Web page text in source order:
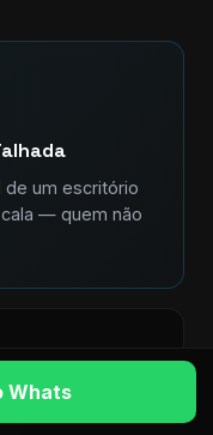
de um escritório
— quem não
Whats